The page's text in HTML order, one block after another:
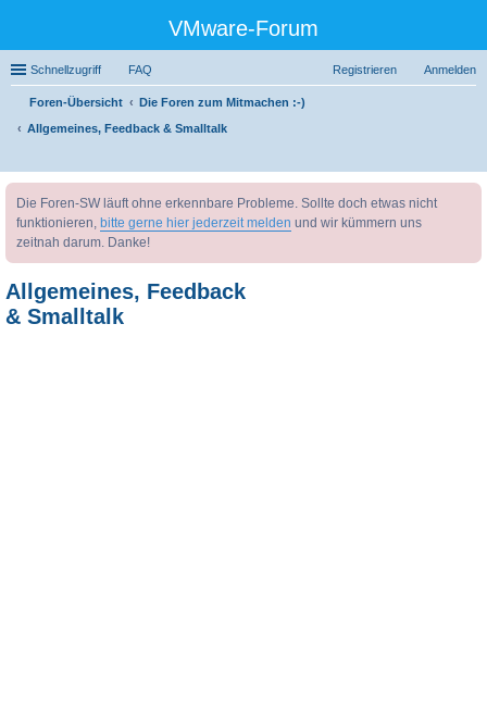
VMware-Forum
Schnellzugriff FAQ Anmelden
Registrieren
Foren-Übersicht
Die Foren zum Mitmachen :-)
Allgemeines, Feedback & Smalltalk
uc
Die Foren-SW läuft ohne erkennbare Probleme. Sollte doch etwas nicht
funktionieren, bitte gerne hier jederzeit melden und wir kümmern uns
zeitnah darum. Danke!
Allgemeines, Feedback
& Smalltalk